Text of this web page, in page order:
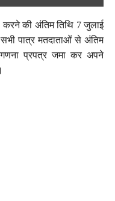
करने की अंतिम तिथि 7 जुलाई
पात्र मतदाताओं से अंतिम
प्रपत्र जमा कर अपने